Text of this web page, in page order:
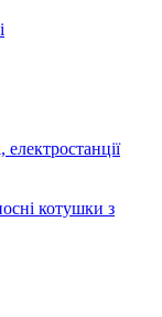
електростанції
котушки з